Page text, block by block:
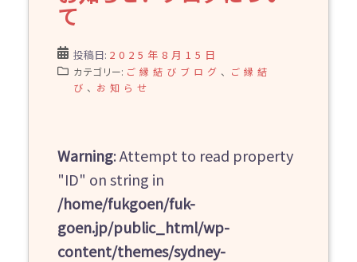
て
投稿日: 2025年8月15日
カテゴリー: ご縁結びブログ 、
ご縁結
び 、 お知らせ
Warning: Attempt to read property
"ID" on string in
/home/fukgoen/fuk-
goen.jp/public_html/wp-
content/themes/sydney-